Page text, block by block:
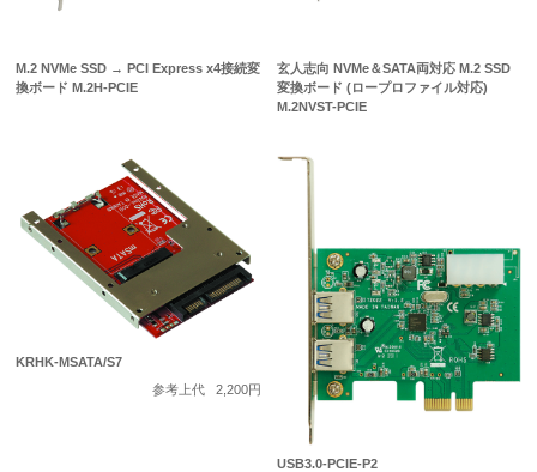
M.2 NVMe SSD → PCI Express x4接続変
換ボード M.2H-PCIE
玄人志向 NVMe＆SATA両対応 M.2 SSD
変換ボード (ロープロファイル対応)
M.2NVST-PCIE
KRHK-MSATA/S7
参考上代
2,200円
USB3.0-PCIE-P2